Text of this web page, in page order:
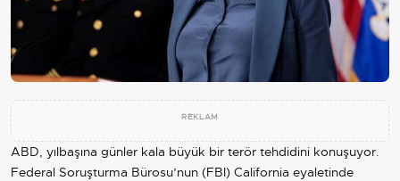
REKLAM
ABD, yılbaşına günler kala büyük bir terör tehdidini konuşuyor.
Federal Soruşturma Bürosu’nun (FBI) California eyaletinde